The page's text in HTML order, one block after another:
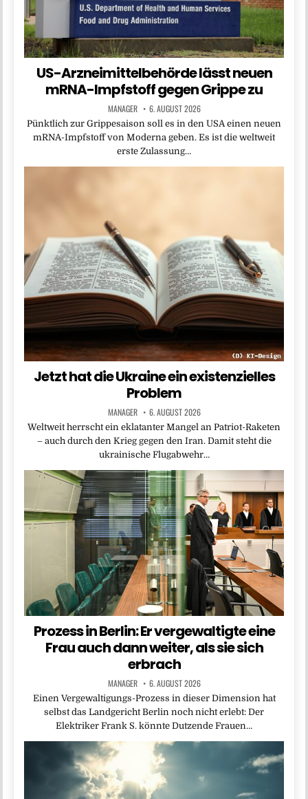
US-Arzneimittelbehörde lässt neuen
mRNA-Impfstoff gegen Grippe zu
MANAGER 6. AUGUST 2026
Pünktlich zur Grippesaison soll es in den USA einen neuen
mRNA-Impfstoff von Moderna geben. Es ist die weltweit
erste Zulassung…
Jetzt hat die Ukraine ein existenzielles
Problem
MANAGER 6. AUGUST 2026
Weltweit herrscht ein eklatanter Mangel an Patriot-Raketen
– auch durch den Krieg gegen den Iran. Damit steht die
ukrainische Flugabwehr…
Prozess in Berlin: Er vergewaltigte eine
Frau auch dann weiter, als sie sich
erbrach
MANAGER 6. AUGUST 2026
Einen Vergewaltigungs-Prozess in dieser Dimension hat
selbst das Landgericht Berlin noch nicht erlebt: Der
Elektriker Frank S. könnte Dutzende Frauen…